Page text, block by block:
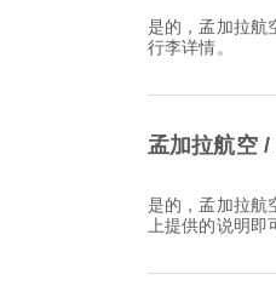
是的，孟加拉航空 / Biman Bangladesh Airlines 为前往 沙迦国际机场 的 国内 & 国际航线 航班提供行李额度。具体信息因机票类型和目的地而异。您可在预订时于 Airpaz 查看
行李详情。
孟加拉航空
是的，孟加拉航空 / Biman Bangladesh Airlines 为飞往 沙迦国际机场 的航班提供在线值机服务，让您能够通过该航空公司的官网或应用程序方便地完成值机。只需按照 Airpaz
上提供的说明即